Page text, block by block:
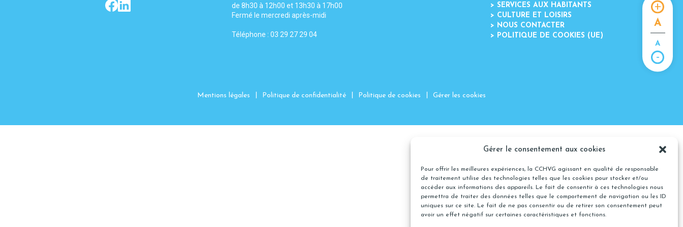
Gérer le consentement aux cookies
Pour offrir les meilleures expériences, la CCHVG agissant en qualité de responsable
de traitement utilise des technologies telles que les cookies pour stocker et/ou
accéder aux informations des appareils. Le fait de consentir à ces technologies nous
permettra de traiter des données telles que le comportement de navigation ou les ID
uniques sur ce site. Le fait de ne pas consentir ou de retirer son consentement peut
avoir un effet négatif sur certaines caractéristiques et fonctions.
A
A
de 8h30 à 12h00 et 13h30 à 17h00
Fermé le mercredi après-midi
Téléphone : 03 29 27 29 04
> SERVICES AUX HABITANTS
> CULTURE ET LOISIRS
> NOUS CONTACTER
> POLITIQUE DE COOKIES (UE)
Mentions légales Politique de confidentialité Politique de cookies Gérer les cookies